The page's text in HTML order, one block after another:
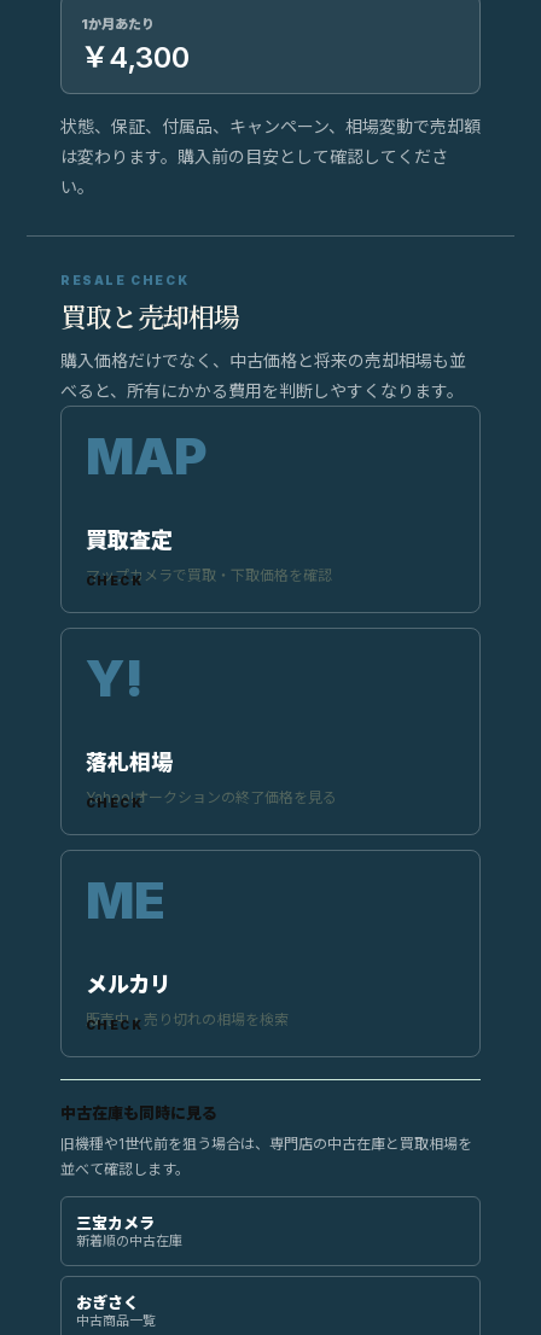
1か月あたり
￥4,300
状態、保証、付属品、キャンペーン、相場変動で売却額
は変わります。購入前の目安として確認してくださ
い。
RESALE CHECK
買取と売却相場
購入価格だけでなく、中古価格と将来の売却相場も並
べると、所有にかかる費用を判断しやすくなります。
買取査定
マップカメラで買取・下取価格を確認
落札相場
Yahoo!オークションの終了価格を見る
メルカリ
販売中・売り切れの相場を検索
中古在庫も同時に見る
旧機種や1世代前を狙う場合は、専門店の中古在庫と買取相場を
並べて確認します。
三宝カメラ
新着順の中古在庫
おぎさく
中古商品一覧